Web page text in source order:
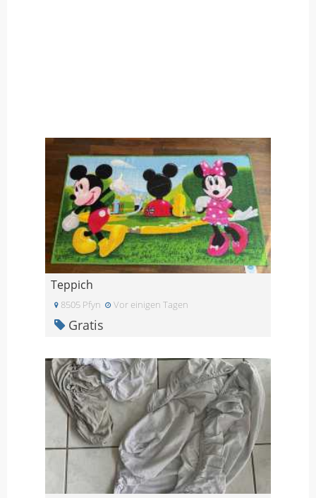
Teppich
8505 Pfyn Vor einigen Tagen
Gratis